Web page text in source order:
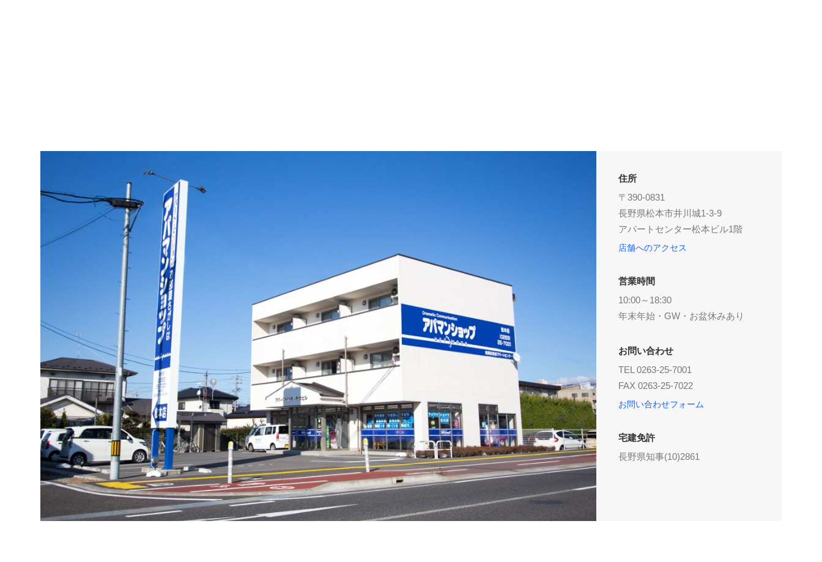
住所
〒390-0831
長野県松本市井川城1-3-9
アパートセンター松本ビル1階
店舗へのアクセス
営業時間
10:00～18:30
年末年始・GW・お盆休みあり
お問い合わせ
TEL 0263-25-7001
FAX 0263-25-7022
お問い合わせフォーム
宅建免許
長野県知事(10)2861